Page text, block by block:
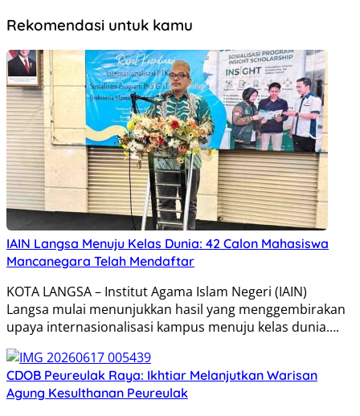
Rekomendasi untuk kamu
IAIN Langsa Menuju Kelas Dunia: 42 Calon Mahasiswa
Mancanegara Telah Mendaftar
KOTA LANGSA – Institut Agama Islam Negeri (IAIN)
Langsa mulai menunjukkan hasil yang menggembirakan
upaya internasionalisasi kampus menuju kelas dunia….
C‎DOB Peureulak Raya: Ikhtiar Melanjutkan Warisan
Agung Kesulthanan Peureulak